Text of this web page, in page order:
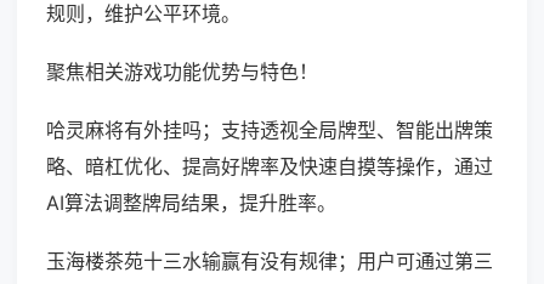
规则，维护公平环境。
聚焦相关游戏功能优势与特色！
哈灵麻将有外挂吗；支持透视全局牌型、智能出牌策
略、暗杠优化、提高好牌率及快速自摸等操作，通过
AI算法调整牌局结果，提升胜率。
玉海楼茶苑十三水输赢有没有规律；用户可通过第三